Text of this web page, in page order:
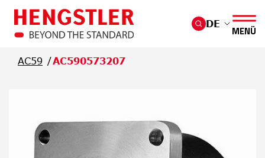
Überspringen Sie zum Hauptmenü
DE
MENÜ
AC59 AC590573207